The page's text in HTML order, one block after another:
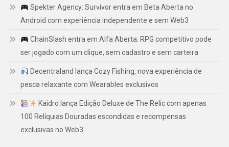
Spekter Agency: Survivor entra em Beta Aberta no
Android com experiência independente e sem Web3
ChainSlash entra em Alfa Aberta: RPG competitivo pode
ser jogado com um clique, sem cadastro e sem carteira
Decentraland lança Cozy Fishing, nova experiência de
pesca relaxante com Wearables exclusivos
Kaidro lança Edição Deluxe de The Relic com apenas
100 Relíquias Douradas escondidas e recompensas
exclusivas no Web3